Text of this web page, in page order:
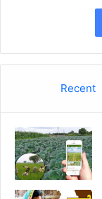
Recent